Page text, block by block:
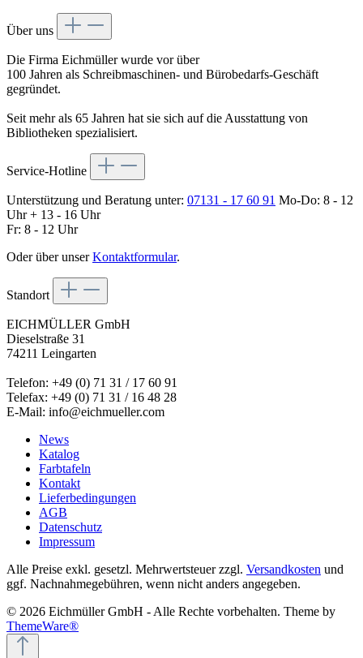
Über uns
Die Firma Eichmüller wurde vor über
100 Jahren als Schreibmaschinen- und Bürobedarfs-Geschäft
gegründet.
Seit mehr als 65 Jahren hat sie sich auf die Ausstattung von
Bibliotheken spezialisiert.
Service-Hotline
Unterstützung und Beratung unter: 07131 - 17 60 91 Mo-Do: 8 - 12
Uhr + 13 - 16 Uhr
Fr: 8 - 12 Uhr
Oder über unserKontaktformular.
Standort
EICHMÜLLER GmbH
Dieselstraße 31
74211 Leingarten
Telefon: +49 (0) 71 31 / 17 60 91
Telefax: +49 (0) 71 31 / 16 48 28
E-Mail: info@eichmueller.com
News
Katalog
Farbtafeln
Kontakt
Lieferbedingungen
AGB
Datenschutz
Impressum
Alle Preise exkl. gesetzl. Mehrwertsteuer zzgl. Versandkosten und
ggf. Nachnahmegebühren, wenn nicht anders angegeben.
© 2026 Eichmüller GmbH - Alle Rechte vorbehalten. Theme by
ThemeWare®